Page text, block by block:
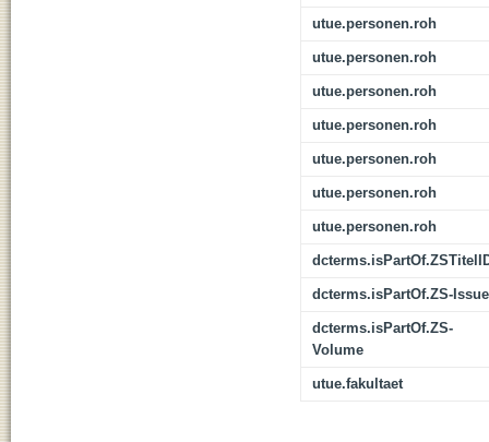
utue.personen.roh
utue.personen.roh
utue.personen.roh
utue.personen.roh
utue.personen.roh
utue.personen.roh
utue.personen.roh
dcterms.isPartOf.ZS-Issue
dcterms.isPartOf.ZS-
Volume
utue.fakultaet